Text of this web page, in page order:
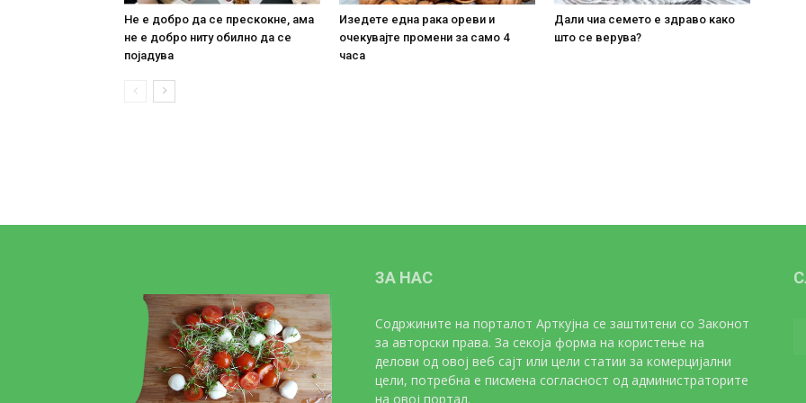
Не е добро да се прескокне, ама
не е добро ниту обилно да се
појадува
Изедете една рака ореви и
очекувајте промени за само 4
часа
Дали чиа семето е здраво како
што се верува?
ЗА НАС
Содржините на порталот Арткујна се заштитени со Законот
за авторски права. За секоја форма на користење на
делови од овој веб сајт или цели статии за комерцијални
цели, потребна е писмена согласност од администраторите
на овој портал.